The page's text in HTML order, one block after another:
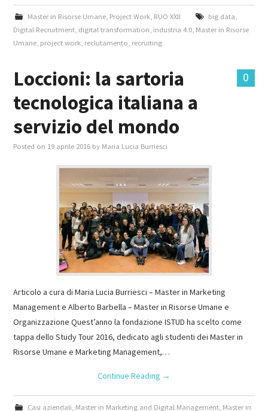
Master in Risorse Umane, Project Work, RUO XXII big data
Digital Recruitment digital transformation industria 4.0 Master in Risorse
Umane project work reclutamento recruiting
0
Loccioni: la sartoria
tecnologica italiana a
servizio del mondo
Posted on 19 aprile 2016 by Maria Lucia Burriesci
Articolo a cura di Maria Lucia Burriesci – Master in Marketing
Management e Alberto Barbella – Master in Risorse Umane e
Organizzazione Quest’anno la fondazione ISTUD ha scelto come
tappa dello Study Tour 2016, dedicato agli studenti dei Master in
Risorse Umane e Marketing Management,…
Continue Reading →
Casi aziendali Master in Marketing and Digital Management, Master in